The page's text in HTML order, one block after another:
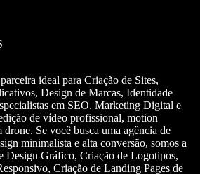
ideal para Criação de Sites,
Design de Marcas, Identidade
em SEO, Marketing Digital e
de vídeo profissional, motion
Se você busca uma agência de
minimalista e alta conversão, somos a
Design Gráfico, Criação de Logotipos,
Criação de Landing Pages de